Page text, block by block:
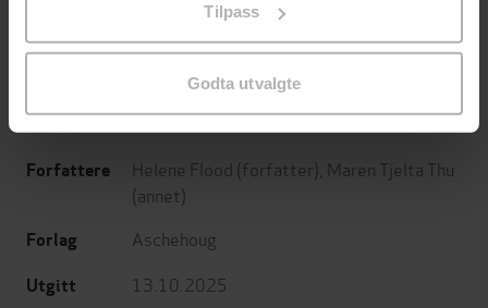
Tilpass
Godta utvalgte
Stian Hjelvin Andersen
EBOK EBOK
Forfattere Helene Flood (forfatter), Maren Tjelta Thu
(annet)
Forlag Aschehoug
Utgitt 13.10.2025